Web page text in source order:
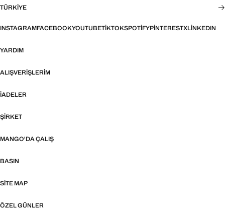
TÜRKIYE
INSTAGRAMFACEBOOKYOUTUBETIKTOKSPOTIFYPINTERESTXLINKEDIN
YARDIM
ALIŞVERIŞLERIM
İADELER
ŞIRKET
MANGO'DA ÇALIŞ
BASIN
SITE MAP
ÖZEL GÜNLER